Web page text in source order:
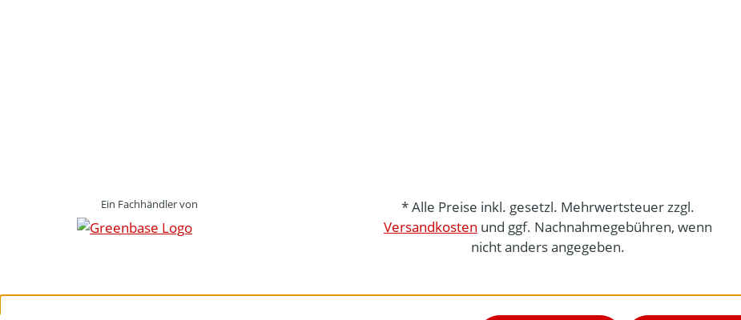
Ein Fachhändler von
* Alle Preise inkl. gesetzl. Mehrwertsteuer zzgl.
Versandkosten und ggf. Nachnahmegebühren, wenn
nicht anders angegeben.